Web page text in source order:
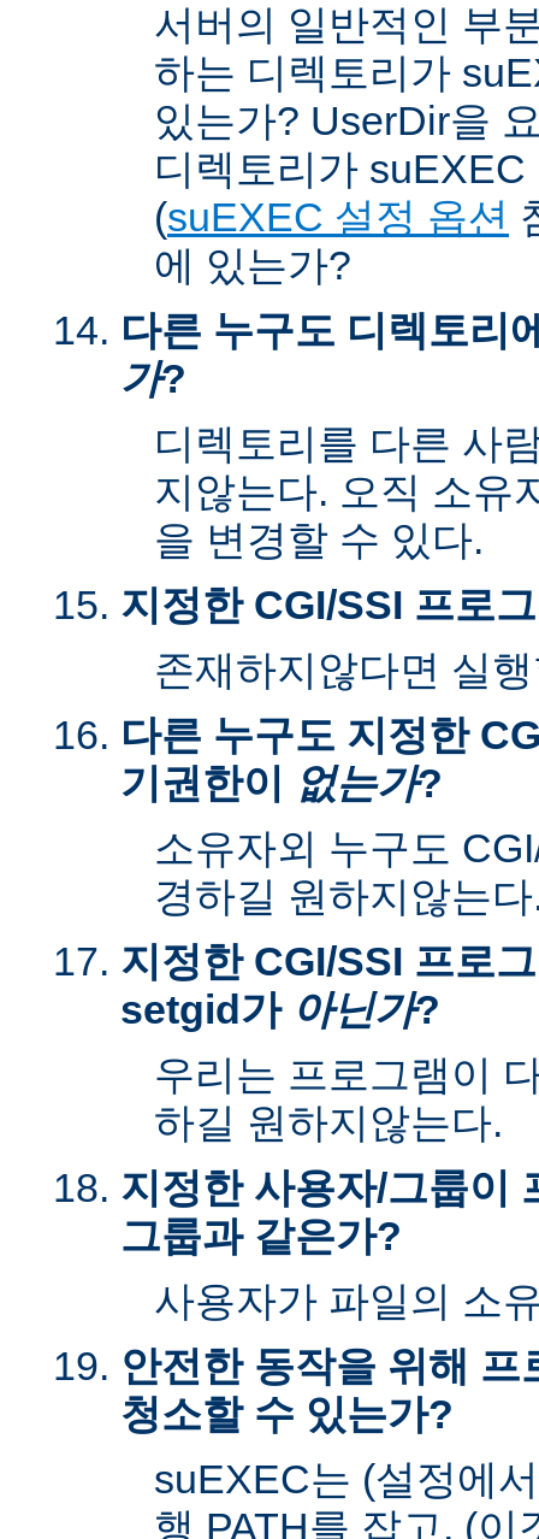
서버의 일반적인 부
하는 디렉토리가
있는가? UserDir을
디렉토리가
(suEXEC 설정 옵션
에 있는가?
다른 누구도 디렉토리
가?
디렉토리를 다른 사
지않는다. 오직 소유
을 변경할 수 있다.
지정한 CGI/SSI 프로
존재하지않다면 실
다른 누구도 지정한
기권한이
없는가?
소유자외 누구도
경하길 원하지않는
지정한 CGI/SSI 프로
setgid가 아닌가?
우리는 프로그램이
하길 원하지않는다.
지정한 사용자/그룹이
그룹과 같은가?
사용자가 파일의 소
안전한 동작을 위해
청소할 수 있는가?
suEXEC는 (설정에
행 PATH를 잡고, (